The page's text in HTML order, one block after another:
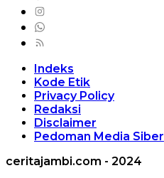
Indeks
Kode Etik
Privacy Policy
Redaksi
Disclaimer
Pedoman Media Siber
ceritajambi.com - 2024